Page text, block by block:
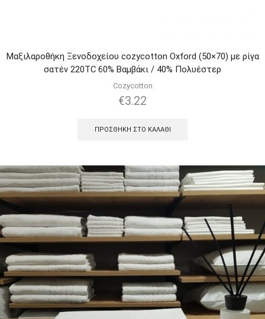
Μαξιλαροθήκη Ξενοδοχείου cozycotton Oxford (50×70) με ρίγα
σατέν 220TC 60% Βαμβάκι / 40% Πολυέστερ
Cozycotton
€3.22
ΠΡΟΣΘΉΚΗ ΣΤΟ ΚΑΛΆΘΙ